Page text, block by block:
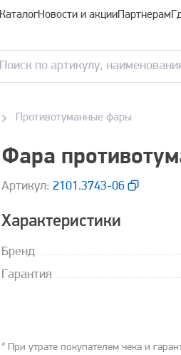
КаталогНовости и акцииПартнерам
Противотуманные фары
Фара
Aртикул: 2101.3743-06
Характеристики
Бренд
Гарантия
* При утрате покупателем чека и